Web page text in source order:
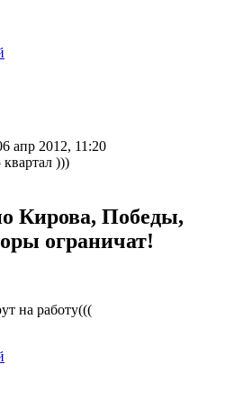
апр 2012, 11:20
)))
Кирова, Победы,
ограничат!
на работу(((